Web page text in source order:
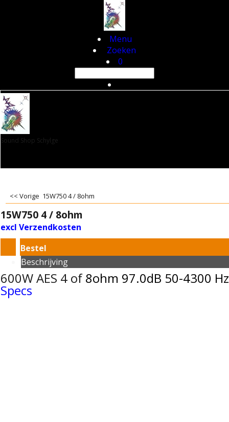
Menu
Zoeken
0
Sound Shop Schylge
<< Vorige 15W750 4 / 8ohm
15W750 4 / 8ohm
excl Verzendkosten
Bestel
Beschrijving
600W AES 4 of8ohm 97.0dB 50-4300 Hz
Specs